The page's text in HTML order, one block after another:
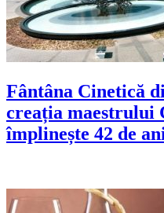
Fântâna Cinetică
creația maestrului
împlinește 42 de